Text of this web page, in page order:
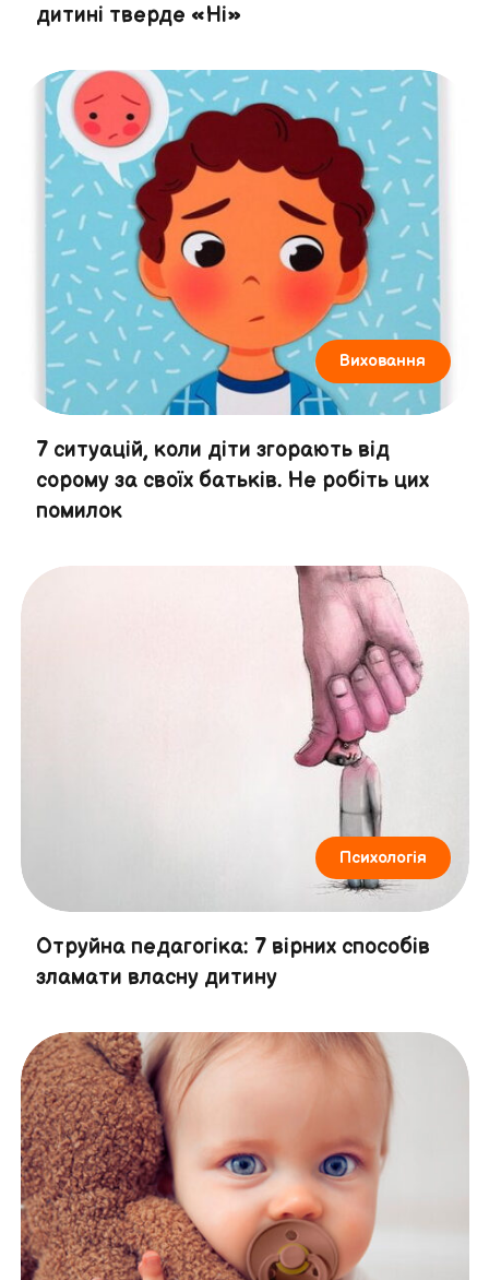
дитині тверде «Ні»
Виховання
7 ситуацій, коли діти згорають від
сорому за своїх батьків. Не робіть цих
помилок
Психологія
Отруйна педагогіка: 7 вірних способів
зламати власну дитину